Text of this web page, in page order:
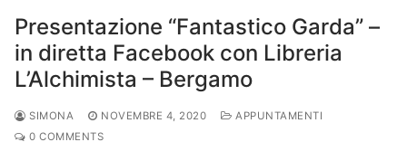
Presentazione “Fantastico Garda” –
in diretta Facebook con Libreria
L’Alchimista – Bergamo
SIMONA NOVEMBRE 4, 2020
APPUNTAMENTI
0 COMMENTS